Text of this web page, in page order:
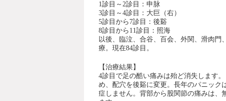
1診目～2診目：申脉
3診目～4診目：大巨（右）
5診目から7診目：後谿
8診目から11診目：照海
以後、臨泣、合谷、百会、外関、滑肉
療。現在84診目。
【治療結果】
4診目で足の酷い痛みは殆ど消失します
め、配穴を後谿に変更。 長年のパニック
症しません。 背部から股関節の痛みは、